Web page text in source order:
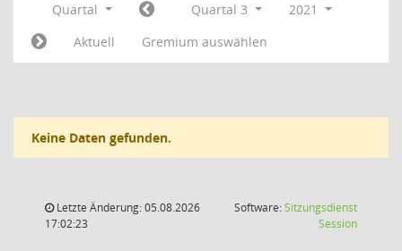
Quartal Quartal 3
2021
Aktuell
Gremium auswählen
Keine Daten gefunden.
Letzte Änderung: 05.08.2026
17:02:23
Software:Sitzungsdienst
Session(Wird in